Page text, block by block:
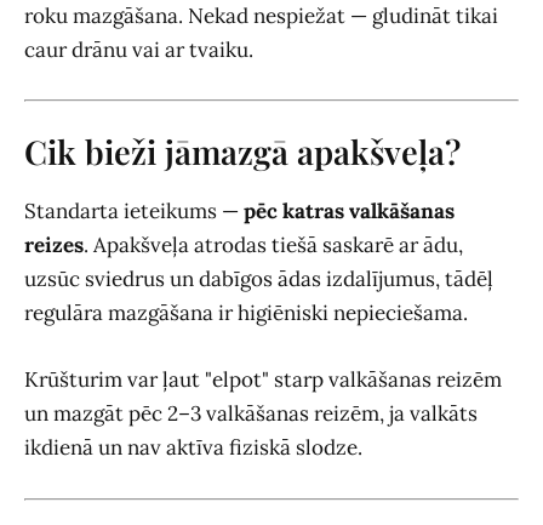
roku mazgāšana. Nekad nespiežat — gludināt tikai
caur drānu vai ar tvaiku.
Cik bieži jāmazgā apakšveļa?
Standarta ieteikums —pēc katras valkāšanas
reizes. Apakšveļa atrodas tiešā saskarē ar ādu,
uzsūc sviedrus un dabīgos ādas izdalījumus, tādēļ
regulāra mazgāšana ir higiēniski nepieciešama.
Krūšturim var ļaut "elpot" starp valkāšanas reizēm
un mazgāt pēc 2–3 valkāšanas reizēm, ja valkāts
ikdienā un nav aktīva fiziskā slodze.